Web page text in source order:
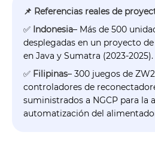
📌 Referencias reales de
✅ Indonesia– Más de 500
desplegadas en un proyecto
en Java y Sumatra (2023-2025).
✅ Filipinas– 300 juegos de
controladores de
suministrados a NGCP para la
automatización del